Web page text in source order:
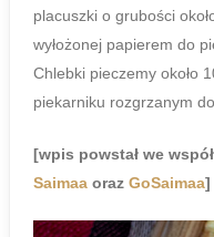
placuszki o grubości
wyłożonej papierem do
Chlebki pieczemy około
piekarniku rozgrzanym
[wpis powstał we
Saimaa oraz GoSaimaa]